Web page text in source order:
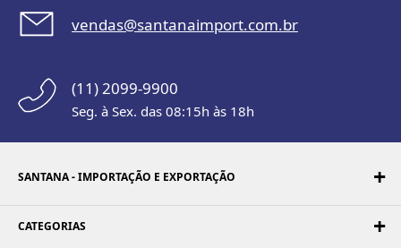
vendas@santanaimport.com.br
(11) 2099-9900
Seg. à Sex. das 08:15h às 18h
SANTANA - IMPORTAÇÃO E EXPORTAÇÃO
CATEGORIAS